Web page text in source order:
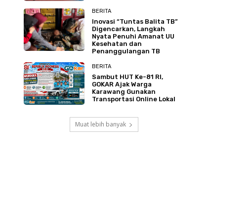
BERITA
Inovasi “Tuntas Balita TB”
Digencarkan, Langkah
Nyata Penuhi Amanat UU
Kesehatan dan
Penanggulangan TB
BERITA
Sambut HUT Ke-81 RI,
GOKAR Ajak Warga
Karawang Gunakan
Transportasi Online Lokal
Muat lebih banyak